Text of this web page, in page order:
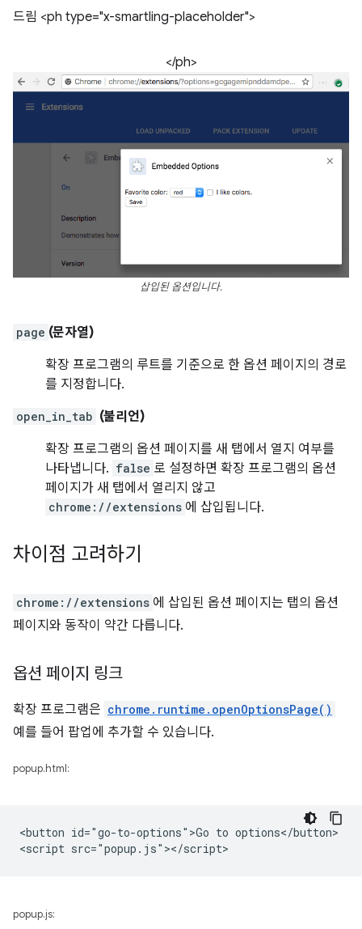
드림 <ph type="x-smartling-placeholder">
</ph>
삽입된 옵션입니다.
page (문자열)
확장 프로그램의 루트를 기준으로 한 옵션 페이지의 경로
를 지정합니다.
open_in_tab (불리언)
확장 프로그램의 옵션 페이지를 새 탭에서 열지 여부를
나타냅니다. false 로 설정하면 확장 프로그램의 옵션
페이지가 새 탭에서 열리지 않고
chrome://extensions 에 삽입됩니다.
차이점 고려하기
chrome://extensions 에 삽입된 옵션 페이지는 탭의 옵션
페이지와 동작이 약간 다릅니다.
옵션 페이지 링크
확장 프로그램은 chrome.runtime.openOptionsPage()
예를 들어 팝업에 추가할 수 있습니다.
popup.html:
<button id="go-to-options">Go to options</button>
popup.js: